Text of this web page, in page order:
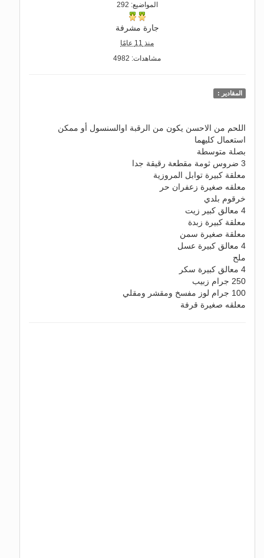
المواضيع: 292
جارة مشرفة
منذ 11 عامًا
مشاهدات: 4982
المقادير :
اللحم من الاحسن يكون من الرقبة اوالسنسول أو ممكن
استعمال كليهما
بصلة متوسطة
3 ضروس ثومة مقطعة رقيقة جدا
معلقة كبيرة توابل المروزية
معلقه صغيرة زعفران حر
خرقوم بلدي
4 معالق كبير زيت
معلقة كبيرة زبدة
معلقة صغيرة سمن
4 معالق كبيرة عسل
ملح
4 معالق كبيرة سكر
250 جرام زبيب
100 جرام لوز مفسخ ومقشر ومقلي
معلقه صغيرة قرفة